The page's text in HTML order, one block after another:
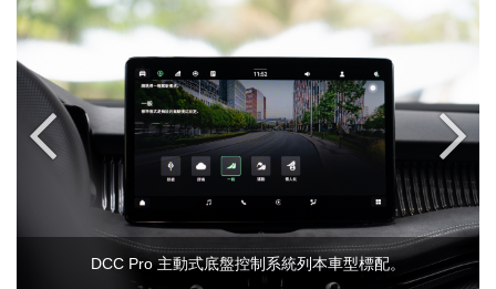
DCC Pro 主動式底盤控制系統列本車型標配。